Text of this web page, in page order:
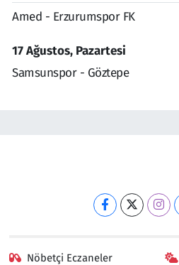
Amed - Erzurumspor FK
17 Ağustos, Pazartesi
Samsunspor - Göztepe
Nöbetçi Eczaneler